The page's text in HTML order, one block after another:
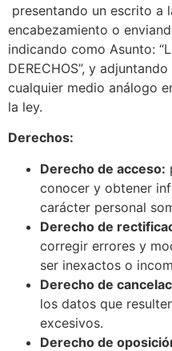
presentando un escrito a
encabezamiento o
indicando como Asunto:
DERECHOS”, y
cualquier medio análogo
la ley.
Derechos:
Derecho de acceso:
conocer y obtener
carácter personal
Derecho de
corregir errores y
ser inexactos o
Derecho de
los datos que
excesivos.
Derecho de